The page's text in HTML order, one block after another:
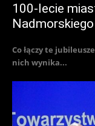
100-lecie
Co łączy te
nich wynika...